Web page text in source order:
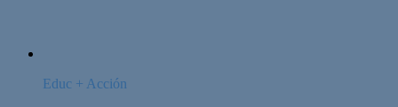
Educ + Acción